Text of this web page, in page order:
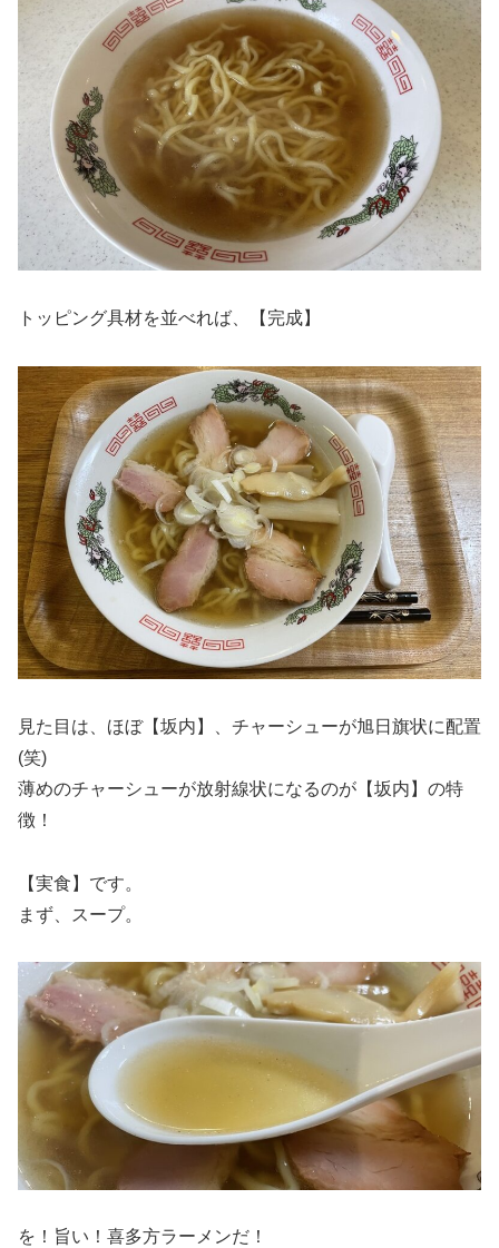
トッピング具材を並べれば、【完成】
見た目は、ほぼ【坂内】、チャーシューが旭日旗状に配置
(笑)
薄めのチャーシューが放射線状になるのが【坂内】の特
徴！
【実食】です。
まず、スープ。
を！旨い！喜多方ラーメンだ！